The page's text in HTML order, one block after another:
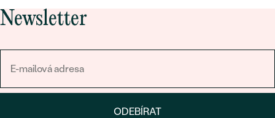
Newsletter
ODEBÍRAT